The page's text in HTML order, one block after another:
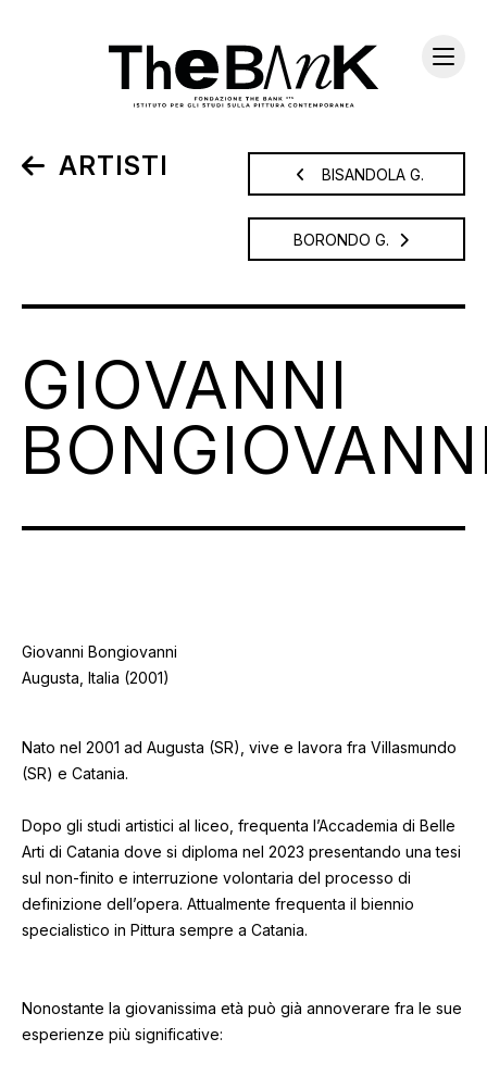
ARTISTI BISANDOLA G.
BORONDO G.
GIOVANNI
Giovanni Bongiovanni
Augusta, Italia (2001)
Nato nel 2001 ad Augusta (SR), vive e lavora fra Villasmundo
(SR) e Catania.
Dopo gli studi artistici al liceo, frequenta l’Accademia di Belle
Arti di Catania dove si diploma nel 2023 presentando una tesi
sul non-finito e interruzione volontaria del processo di
definizione dell’opera. Attualmente frequenta il biennio
specialistico in Pittura sempre a Catania.
Nonostante la giovanissima età può già annoverare fra le sue
esperienze più significative: